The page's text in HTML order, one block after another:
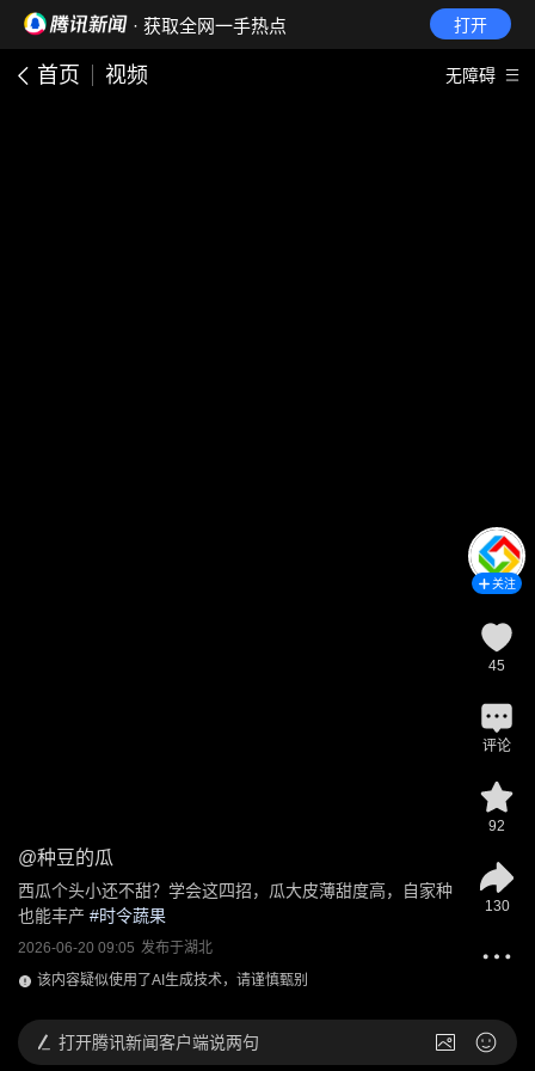
· 获取全网一手热点 打开
首页 视频 无障碍
@种豆的瓜
西瓜个头小还不甜？学会这四招，瓜大皮薄甜度高，自家种
也能丰产 #时令蔬果
2026-06-20 09:05 发布于湖北
该内容疑似使用了AI生成技术，请谨慎甄别
关注
45
评论
92
130
打开腾讯新闻客户端说两句